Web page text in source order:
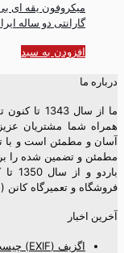
گارانتی دو ساله
افزودن به سبد
درباره ما
ما از سال
همراه شما مشتریان
آسان و مطمئن است و با
فروشگاه و تعمیرگاه
آخرین اخبار
اگزیف (EXIF) چیست؟